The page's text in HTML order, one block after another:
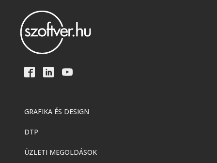
GRAFIKA ÉS DESIGN
DTP
ÜZLETI MEGOLDÁSOK